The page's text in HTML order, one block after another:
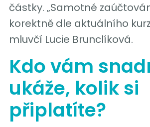
částky. „Samotné
korektně dle aktuálního
mluvčí Lucie Brunclíková.
Kdo vám
ukáže, kolik si
připlatíte?